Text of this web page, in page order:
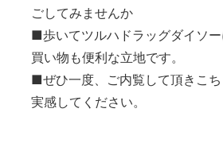
ごしてみませんか
■歩いてツルハドラッグダイソ
買い物も便利な立地です。
■ぜひ一度、ご内覧して頂きこ
実感してください。